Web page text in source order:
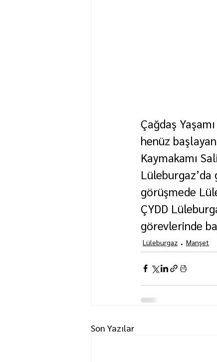
Çağdaş
henüz
Kaymakamı
görüşmede
ÇYDD
görevlerinde
Lüleburgaz Manşet
Son Yazılar